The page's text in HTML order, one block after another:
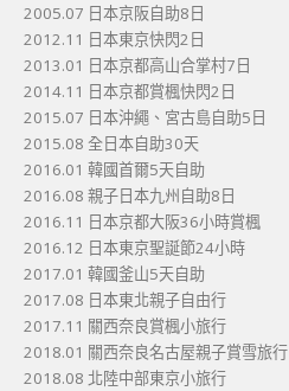
2005.07 日本京阪自助8日
2012.11 日本東京快閃2日
2013.01 日本京都高山合掌村7日
2014.11 日本京都賞楓快閃2日
2015.07 日本沖繩、宮古島自助5日
2015.08 全日本自助30天
2016.01 韓國首爾5天自助
2016.08 親子日本九州自助8日
2016.11 日本京都大阪36小時賞楓
2016.12 日本東京聖誕節24小時
2017.01 韓國釜山5天自助
2017.08 日本東北親子自由行
2017.11 關西奈良賞楓小旅行
2018.01 關西奈良名古屋親子賞雪旅行
2018.08 北陸中部東京小旅行